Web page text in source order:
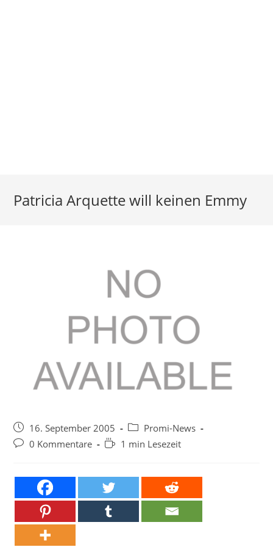
Patricia Arquette will keinen Emmy
Beitrag
veröffentlicht:
16. September 2005
Beitrags-
Kategorie:
Promi-News
Beitrags-
0 Kommentare Lesedauer:
1 min Lesezeit